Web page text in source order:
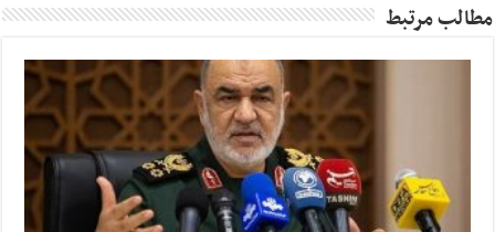
مطالب مرتبط